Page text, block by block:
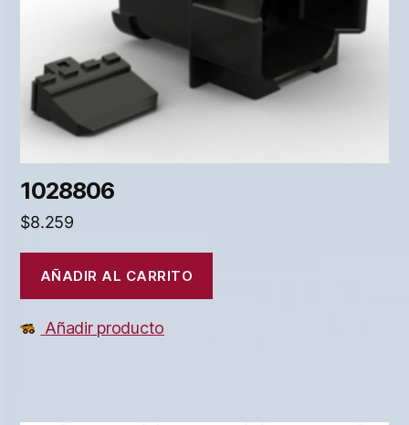
1028806
$8.259
AÑADIR AL CARRITO
Añadir producto